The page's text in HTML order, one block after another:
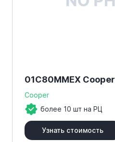
01C80MMEX Cooper
Cooper
более 10 шт на РЦ
Узнать стоимость